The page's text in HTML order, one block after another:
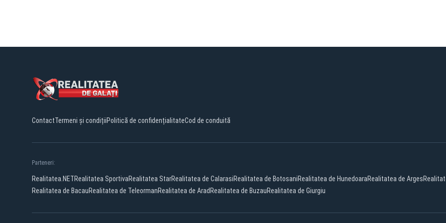
ContactTermeni și condițiiPolitică de confidențialitateCod de conduită
Parteneri:
Realitatea.NETRealitatea SportivaRealitatea StarRealitatea de CalarasiRealitatea de BotosaniRealitatea de HunedoaraRealitatea de Arges
Realitatea de BacauRealitatea de TeleormanRealitatea de Arad Realitatea de BuzauRealitatea de Giurgiu